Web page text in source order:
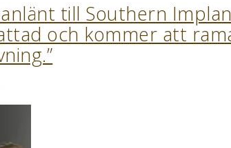
till Southern
och kommer att